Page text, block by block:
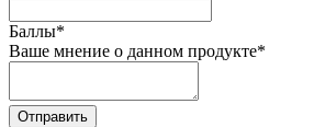
Баллы*
Ваше мнение о данном продукте*
Отправить